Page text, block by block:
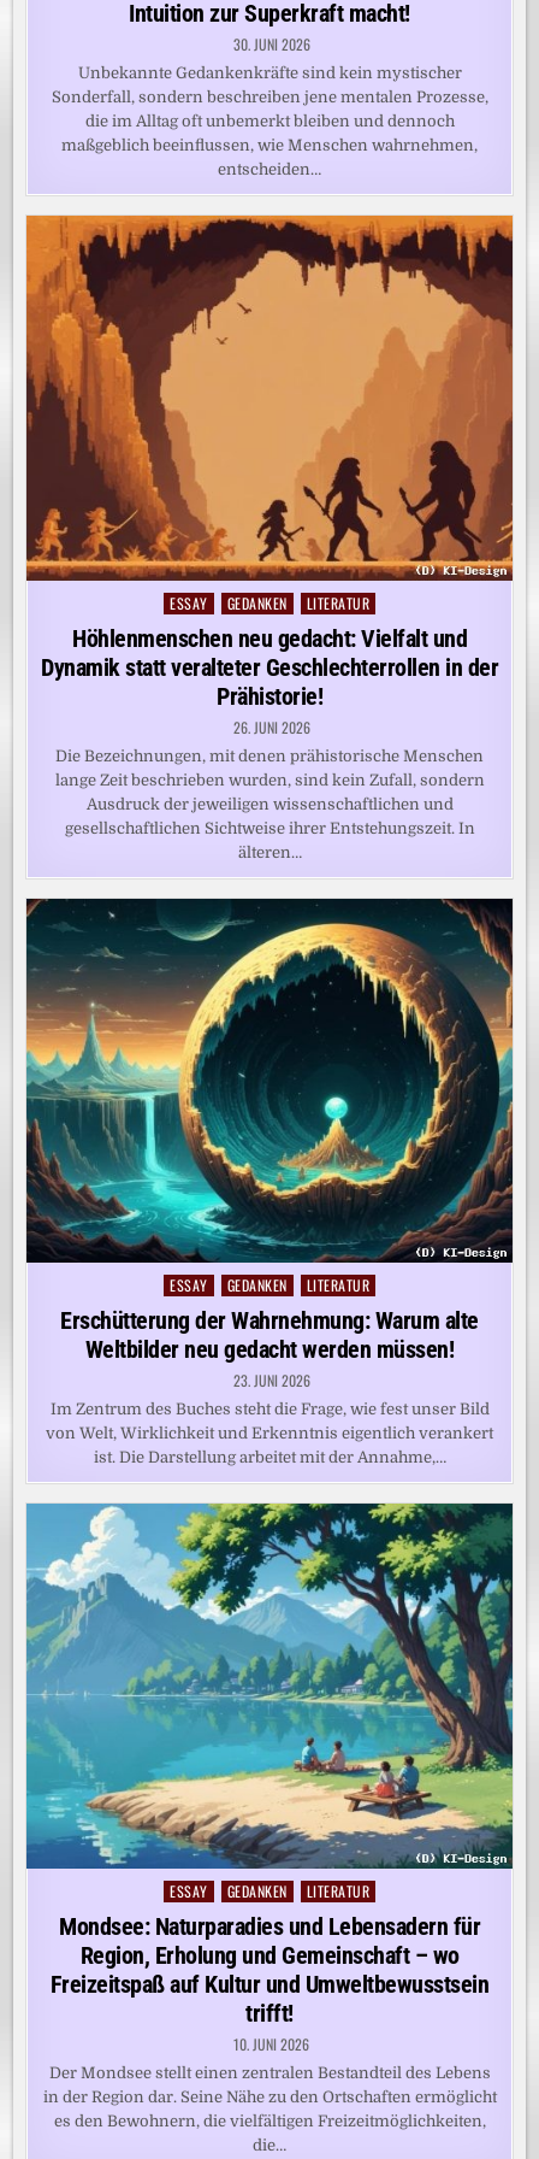
Intuition zur Superkraft macht!
30. JUNI 2026
Unbekannte Gedankenkräfte sind kein mystischer
Sonderfall, sondern beschreiben jene mentalen Prozesse,
die im Alltag oft unbemerkt bleiben und dennoch
maßgeblich beeinflussen, wie Menschen wahrnehmen,
entscheiden…
Posted
ESSAY GEDANKEN LITERATUR
Höhlenmenschen neu gedacht: Vielfalt und
Dynamik statt veralteter Geschlechterrollen in der
Prähistorie!
26. JUNI 2026
Die Bezeichnungen, mit denen prähistorische Menschen
lange Zeit beschrieben wurden, sind kein Zufall, sondern
Ausdruck der jeweiligen wissenschaftlichen und
gesellschaftlichen Sichtweise ihrer Entstehungszeit. In
älteren…
Posted
ESSAY GEDANKEN LITERATUR
Erschütterung der Wahrnehmung: Warum alte
Weltbilder neu gedacht werden müssen!
23. JUNI 2026
Im Zentrum des Buches steht die Frage, wie fest unser Bild
von Welt, Wirklichkeit und Erkenntnis eigentlich verankert
ist. Die Darstellung arbeitet mit der Annahme,…
Posted
in
ESSAY GEDANKEN LITERATUR
Mondsee: Naturparadies und Lebensadern für
Region, Erholung und Gemeinschaft – wo
Freizeitspaß auf Kultur und Umweltbewusstsein
trifft!
10. JUNI 2026
Der Mondsee stellt einen zentralen Bestandteil des Lebens
in der Region dar. Seine Nähe zu den Ortschaften ermöglicht
es den Bewohnern, die vielfältigen Freizeitmöglichkeiten,
die…